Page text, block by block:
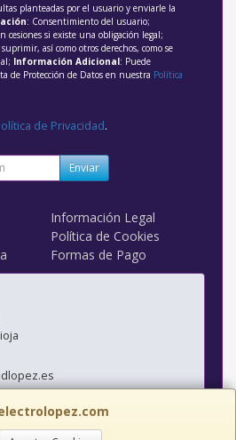
planteadas por el usuario y enviarle la
: Consentimiento del usuario;
cesiones si existe una obligación legal;
así como otros derechos, como se
Información Adicional: Puede
de Protección de Datos en nuestra Política
de Privacidad.
Enviar
Información Legal
Política de Cookies
Formas de Pago